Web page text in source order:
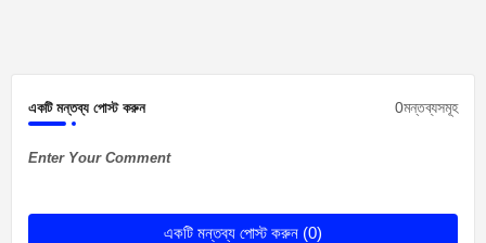
একটি মন্তব্য পোস্ট করুন 0মন্তব্যসমূহ
Enter Your Comment
একটি মন্তব্য পোস্ট করুন (0)